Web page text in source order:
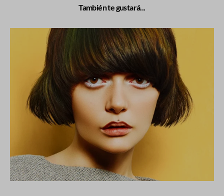
También te gustará...